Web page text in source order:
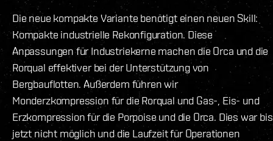
Die neue kompakte Variante benötigt einen neuen Skill:
Kompakte industrielle Rekonfiguration. Diese
Anpassungen für Industriekerne machen die Orca und die
Rorqual effektiver bei der Unterstützung von
Bergbauflotten. Außerdem führen wir
Monderzkompression für die Rorqual und Gas-, Eis- und
Erzkompression für die Porpoise und die Orca. Dies war bis
jetzt nicht möglich und die Laufzeit für Operationen